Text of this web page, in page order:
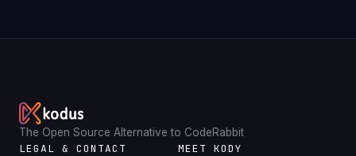
The Open Source Alternative to CodeRabbit
LEGAL & CONTACT MEET KODY